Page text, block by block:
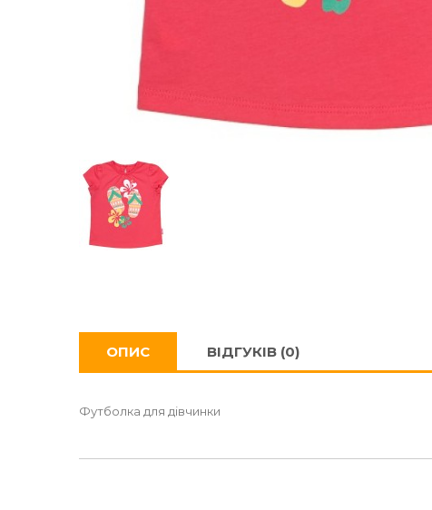
ОПИС ВІДГУКІВ (0)
Футболка для дівчинки